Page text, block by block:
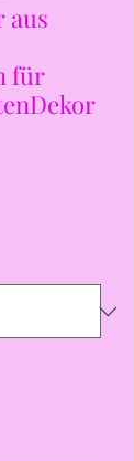
aus
für